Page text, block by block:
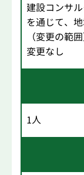
建設コンサ
を通じて、
（変更の範囲
変更なし
1人